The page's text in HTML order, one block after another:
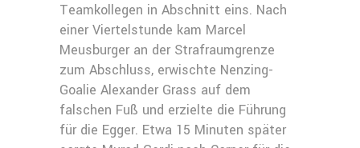
Teamkollegen in Abschnitt eins. Nach
einer Viertelstunde kam Marcel
Meusburger an der Strafraumgrenze
zum Abschluss, erwischte Nenzing-
Goalie Alexander Grass auf dem
falschen Fuß und erzielte die Führung
für die Egger. Etwa 15 Minuten später